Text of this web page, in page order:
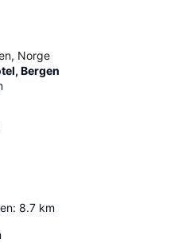
Norge
Bergen
: 8.7 km